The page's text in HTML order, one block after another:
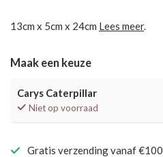
13cm x 5cm x 24cm Lees meer.
Maak een keuze
Carys Caterpillar
Niet op voorraad
Gratis verzending vanaf €100